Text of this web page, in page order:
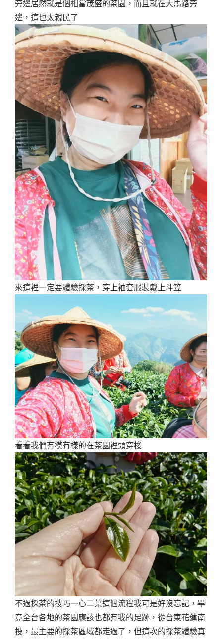
旁邊居然就是個相當茂盛的茶園，而且就在大馬路旁
邊，這也太親民了
來這裡一定要體驗採茶，穿上袖套服裝戴上斗笠
看看我們有模有樣的在茶園裡頭穿梭
不過採茶的技巧一心二葉這個流程我可是好沒忘記，畢
竟全台各地的茶園應該也都有我的足跡，從台東花蓮南
投，最主要的採茶區域都走過了，但這次的採茶體驗真